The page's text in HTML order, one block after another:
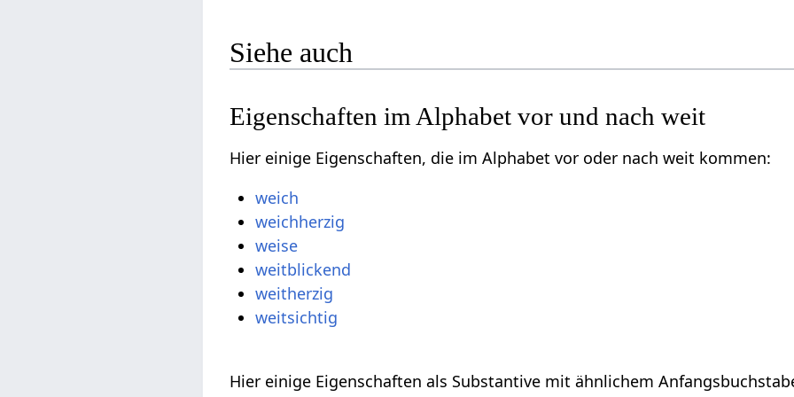
Siehe auch
Eigenschaften im Alphabet vor und nach weit
Hier einige Eigenschaften, die im Alphabet vor oder nach weit kommen:
weich
weichherzig
weise
weitblickend
weitherzig
weitsichtig
Hier einige Eigenschaften als Substantive mit ähnlichem